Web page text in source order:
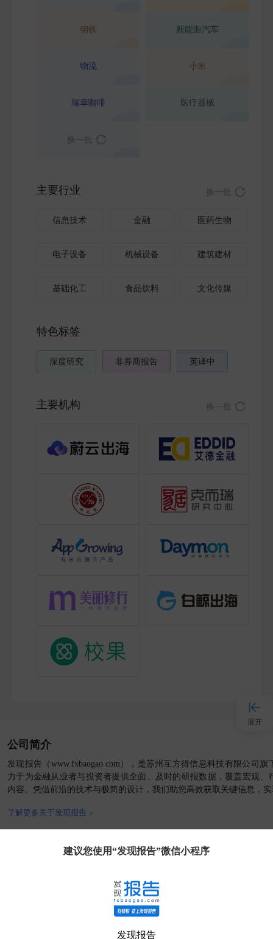
钢铁 新能源汽车
物流 小米
瑞幸咖啡 医疗器械
换一批
主要行业 换一批
信息技术 金融 医药生物
电子设备 机械设备 建筑建材
基础化工 食品饮料 文化传媒
特色标签
深度研究 非券商报告 英译中
主要机构 换一批
公司简介
发现报告（www.fxbaogao.com），是苏州互方得信息科技有限公司
力于为金融从业者与投资者提供全面、及时的研报数据，覆盖宏观、
内容。凭借前沿的技术与极简的设计，我们助您高效获取关键信息，
了解更多关于发现报告 >
客户端
建议您使用“发现报告”微信小程序
发现报告
展开
接入AI
小程序
APP